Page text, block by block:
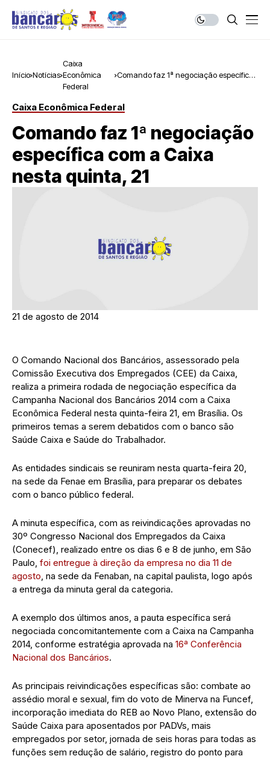
Início Notícias
Caixa
Econômica
Federal
Comando faz 1ª negociação específica
Caixa Econômica Federal
Comando faz 1ª negociação
específica com a Caixa
nesta quinta, 21
21 de agosto de 2014
O Comando Nacional dos Bancários, assessorado pela
Comissão Executiva dos Empregados (CEE) da Caixa,
realiza a primeira rodada de negociação específica da
Campanha Nacional dos Bancários 2014 com a Caixa
Econômica Federal nesta quinta-feira 21, em Brasília. Os
primeiros temas a serem debatidos com o banco são
Saúde Caixa e Saúde do Trabalhador.
As entidades sindicais se reuniram nesta quarta-feira 20,
na sede da Fenae em Brasília, para preparar os debates
com o banco público federal.
A minuta específica, com as reivindicações aprovadas no
30º Congresso Nacional dos Empregados da Caixa
(Conecef), realizado entre os dias 6 e 8 de junho, em São
Paulo, foi entregue à direção da empresa no dia 11 de
agosto, na sede da Fenaban, na capital paulista, logo após
a entrega da minuta geral da categoria.
A exemplo dos últimos anos, a pauta específica será
negociada concomitantemente com a Caixa na Campanha
2014, conforme estratégia aprovada na 16ª Conferência
Nacional dos Bancários.
As principais reivindicações específicas são: combate ao
assédio moral e sexual, fim do voto de Minerva na Funcef,
incorporação imediata do REB ao Novo Plano, extensão do
Saúde Caixa para aposentados por PADVs, mais
empregados por setor, jornada de seis horas para todas as
funções sem redução de salário, registro do ponto para